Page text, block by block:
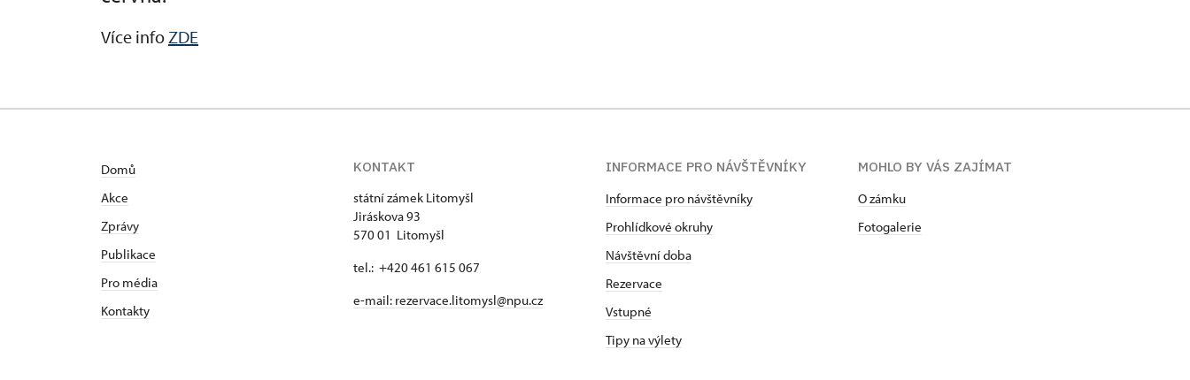
Více infoZDE
Domů
Akce
Zprávy
Publikace
Pro média
Kontakty
KONTAKT
státní zámek Litomyšl
Jiráskova 93
570 01 Litomyšl
tel.: +420 461 615 067
e-mail: rezervace.litomysl@npu.cz
INFORMACE PRO NÁVŠTĚVNÍKY
Informace pro návštěvníky
Prohlídkové okruhy
Návštěvní doba
Rezervace
Vstupné
Tipy na výlety
MOHLO BY VÁS ZAJÍMAT
O zámku
Fotogalerie